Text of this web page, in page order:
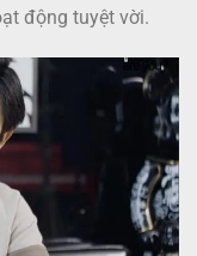
động tuyệt vời.